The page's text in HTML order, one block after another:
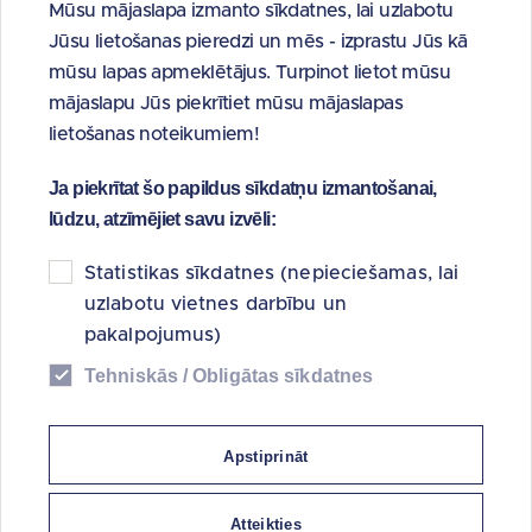
Kārtējā dalībnieku sapulce
28.03.2025.
Ārkārtas dalībnieku sapulce
30.07.2024.
Ārkārtas dalībnieku sapulce
02.05.2024.
Ārkārtas dalībnieku sapulce
15.02.2024.
Ārkārtas dalībnieku sapulce
Mūsu mājaslapa izmanto sīkdatnes, lai uzlabotu
Jūsu lietošanas pieredzi un mēs - izprastu Jūs kā
mūsu lapas apmeklētājus. Turpinot lietot mūsu
mājaslapu Jūs piekrītiet mūsu mājaslapas
lietošanas noteikumiem!
Ja piekrītat šo papildus sīkdatņu izmantošanai,
lūdzu, atzīmējiet savu izvēli:
Statistikas sīkdatnes (nepieciešamas, lai
uzlabotu vietnes darbību un
pakalpojumus)
Tehniskās / Obligātas sīkdatnes
Apstiprināt
Atteikties